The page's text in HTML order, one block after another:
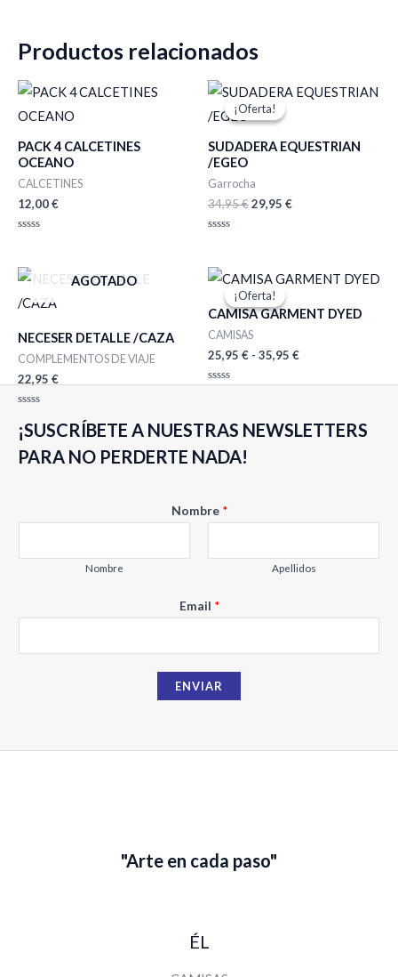
Productos relacionados
PACK 4 CALCETINES
OCEANO
CALCETINES
12,00€
de
5
¡Oferta!
¡Oferta!
SUDADERA EQUESTRIAN
/EGEO
Garrocha
34,95€
El
precio
original
34,95 €.
29,95 €
El
precio
29,95 €.
de
5
AGOTADO
NECESER DETALLE /CAZA
COMPLEMENTOS DE VIAJE
22,95 €
con
0
5
¡Oferta!
¡Oferta!
CAMISA GARMENT DYED
CAMISAS
25,95 € - 35,95 €
Rango
de
desde
hasta
de
5
¡SUSCRÍBETE A NUESTRAS NEWSLETTERS
PARA NO PERDERTE NADA!
e
m
a
i
Nombre *
Nombre Apellidos
Email *
ENVIAR
"Arte en cada paso"
ÉL